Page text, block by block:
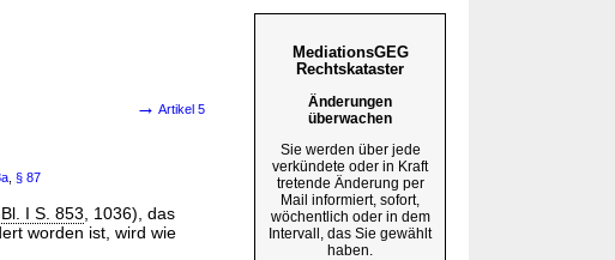
→ Artikel 5
§ 87
I S. 853 , 1036), das
worden ist, wird wie
MediationsGEG
Rechtskataster
Änderungen
überwachen
Sie werden über jede
verkündete oder in Kraft
tretende Änderung per
Mail informiert, sofort,
wöchentlich oder in dem
Intervall, das Sie gewählt
haben.